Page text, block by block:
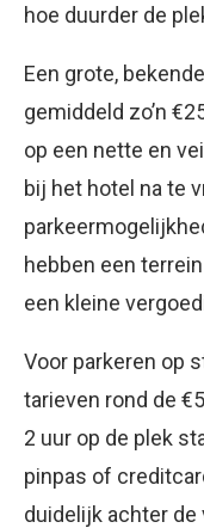
hoe duurder de
Een grote,
gemiddeld zo’n
op een nette en
bij het hotel na te
hebben een
een kleine
Voor parkeren op
tarieven rond de
2 uur op de plek
pinpas of
duidelijk achter